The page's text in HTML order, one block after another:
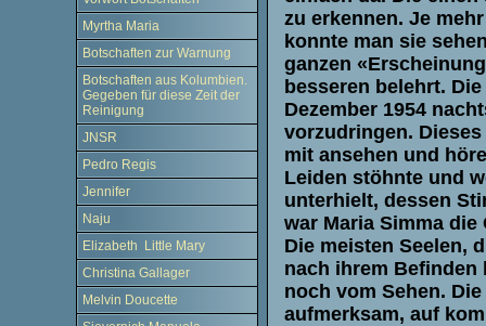
Myrtha Maria
Botschaften zur Warnung
Botschaften aus Kolumbien.
Gegeben für diese Zeit der
Reinigung
JNSR
Pedro Regis
Jennifer
Naju
Elizabeth Little Mary
Christina Gallager
Melvin Doucette
zu erkennen. Je
konnte man sie
ganzen
besseren belehrt.
Dezember 1954
vorzudringen.
mit ansehen und
Leiden stöhnte und
unterhielt, dessen
war Maria Simma
Die meisten Seelen,
nach ihrem Befinden
noch vom Sehen.
aufmerksam, auf